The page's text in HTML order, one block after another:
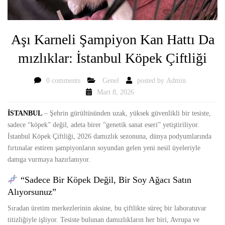
Aşı Karneli Şampiyon Kan Hattı Da
mızlıklar: İstanbul Köpek Çiftliği
0 comments Genel posted by Admin
Mart 8, 2026
İSTANBUL – Şehrin gürültüsünden uzak, yüksek güvenlikli bir tesiste,
sadece “köpek” değil, adeta birer “genetik sanat eseri” yetiştiriliyor.
İstanbul Köpek Çiftliği, 2026 damızlık sezonuna, dünya podyumlarında
fırtınalar estiren şampiyonların soyundan gelen yeni nesil üyeleriyle
damga vurmaya hazırlanıyor.
“Sadece Bir Köpek Değil, Bir Soy Ağacı Satın
Alıyorsunuz”
Sıradan üretim merkezlerinin aksine, bu çiftlikte süreç bir laboratuvar
titizliğiyle işliyor. Tesiste bulunan damızlıkların her biri, Avrupa ve